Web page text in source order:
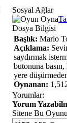
Sosyal Ağlar
Dosya Bilgisi
Başlık: Mario
Açıklama:
saydırmak
butonuna
yere
Oynanan:
Yorumlar:
Yorum
Sitene Bu